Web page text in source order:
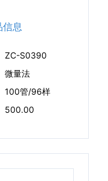
信息
ZC-S0390
微量法
100管/96样
500.00